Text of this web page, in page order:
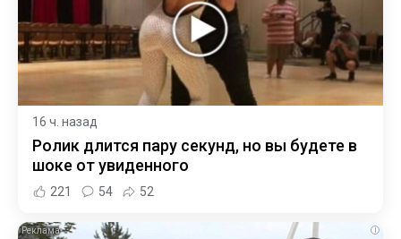
16 ч. назад
Ролик длится пару секунд, но вы будете в
шоке от увиденного
221 54 52
i